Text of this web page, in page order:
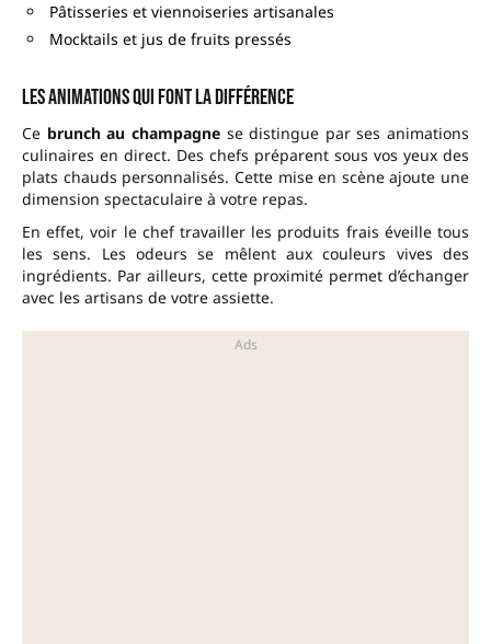
Pâtisseries et viennoiseries artisanales
Mocktails et jus de fruits pressés
Les animations qui font la différence
Ce brunch au champagnese distingue par ses animations
culinaires en direct. Des chefs préparent sous vos yeux des
plats chauds personnalisés. Cette mise en scène ajoute une
dimension spectaculaire à votre repas.
En effet, voir le chef travailler les produits frais éveille tous
les sens. Les odeurs se mêlent aux couleurs vives des
ingrédients. Par ailleurs, cette proximité permet d’échanger
avec les artisans de votre assiette.